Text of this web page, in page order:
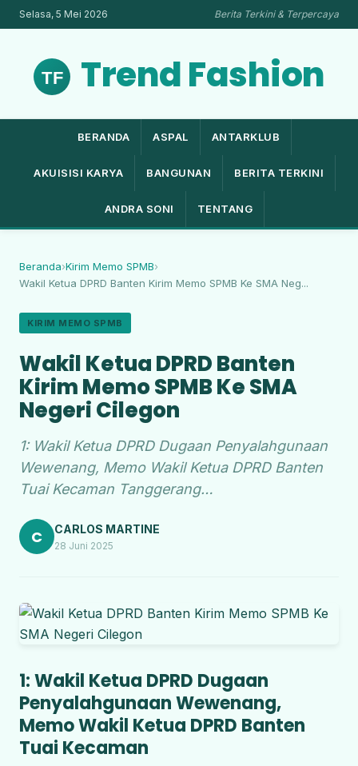
Selasa, 5 Mei 2026 Berita Terkini & Terpercaya
Trend Fashion
BERANDA ASPAL ANTARKLUB
AKUISISI KARYA BANGUNAN BERITA TERKINI
ANDRA SONI TENTANG
Beranda›Kirim Memo SPMB›
Wakil Ketua DPRD Banten Kirim Memo SPMB Ke SMA Neg...
KIRIM MEMO SPMB
Wakil Ketua DPRD Banten
Kirim Memo SPMB Ke SMA
Negeri Cilegon
1: Wakil Ketua DPRD Dugaan Penyalahgunaan
Wewenang, Memo Wakil Ketua DPRD Banten
Tuai Kecaman Tanggerang…
C CARLOS MARTINE
28 Juni 2025
1: Wakil Ketua DPRD Dugaan
Penyalahgunaan Wewenang,
Memo Wakil Ketua DPRD Banten
Tuai Kecaman